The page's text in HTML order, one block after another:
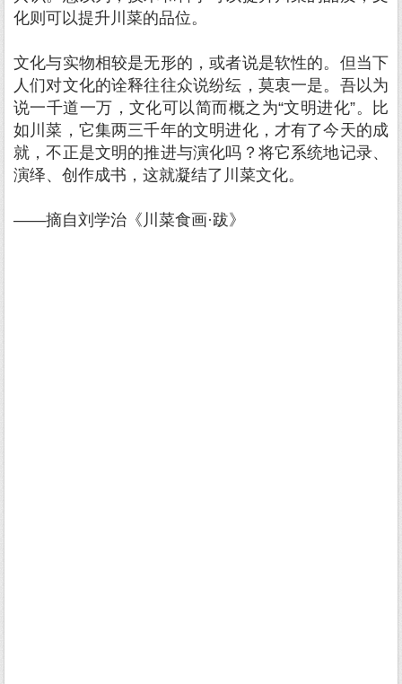
化则可以提升川菜的品位。
文化与实物相较是无形的，或者说是软性的。但当下
人们对文化的诠释往往众说纷纭，莫衷一是。吾以为
说一千道一万，文化可以简而概之为“文明进化”。比
如川菜，它集两三千年的文明进化，才有了今天的成
就，不正是文明的推进与演化吗？将它系统地记录、
演绎、创作成书，这就凝结了川菜文化。
——摘自刘学治《川菜食画·跋》